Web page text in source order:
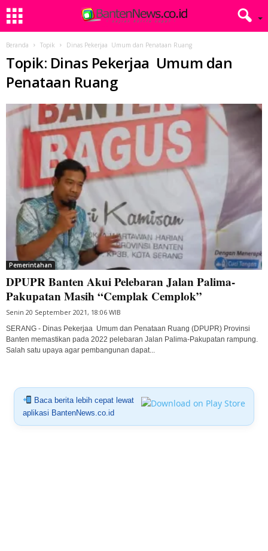
Beranda Topik Dinas Pekerjaa Umum dan Penataan Ruang
Topik: Dinas Pekerjaa Umum dan
Penataan Ruang
Pemerintahan
DPUPR Banten Akui Pelebaran Jalan Palima-
Pakupatan Masih “Cemplak Cemplok”
Senin 20 September 2021, 18:06 WIB
SERANG - Dinas Pekerjaa Umum dan Penataan Ruang (DPUPR) Provinsi
Banten memastikan pada 2022 pelebaran Jalan Palima-Pakupatan rampung.
Salah satu upaya agar pembangunan dapat...
Baca berita lebih cepat lewat
aplikasi BantenNews.co.id